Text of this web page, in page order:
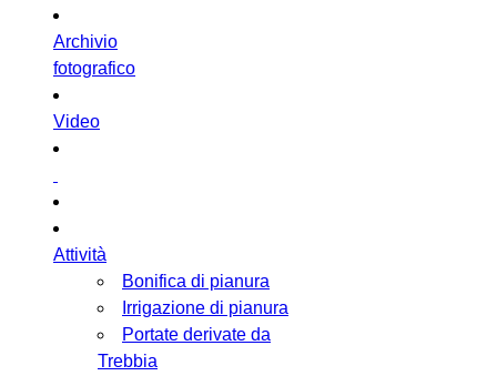
Archivio
fotografico
Video
Attività
Bonifica di pianura
Irrigazione di pianura
Portate derivate da
Trebbia